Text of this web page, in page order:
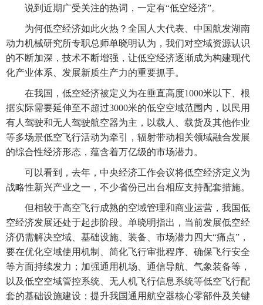
说到近期广受关注的热词，一定有“低空经济”。
为何低空经济如此火热？全国人大代表、中国航发湖南
动力机械研究所专职总师单晓明认为，我们对空域资源认识
的不断加深，技术不断增强，让低空经济逐渐成为构建现代
化产业体系、发展新质生产力的重要抓手。
在我国，低空经济被定义为在垂直高度1000米以下、根
据实际需要延伸至不超过3000米的低空空域范围内，以民用
有人驾驶和无人驾驶航空器为主，以载人、载货及其他作业
等多场景低空飞行活动为牵引，辐射带动相关领域融合发展
的综合性经济形态，蕴含着万亿级的市场潜力。
可以看到，去年，中央经济工作会议将低空经济定义为
战略性新兴产业之一，不少省份已出台相应支持配套措施。
但相较于高空飞行成熟的空域管理和商业运营，我国低
空经济发展还处于起步阶段。单晓明指出，当前发展低空经
济仍需解决空域、基础设施、装备、市场潜力四大“痛点”，
要在优化空域使用机制、简化飞行审批程序、确保飞行安全
等方面持续发力；加强通用机场、通信导航、气象装备等，
以及低空空域管控系统、无人机飞行信息系统等低空飞行配
套的基础设施建设；提升我国通用航空器核心零部件及关键